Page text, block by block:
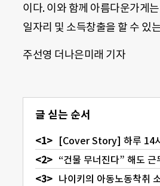
이다. 이와 함께 아름다운가게
일자리 및 소득창출을 할 수 있
주선영 더나은미래 기자
글 싣는 순서
[Cover Story] 하루 14
“건물 무너진다” 해도
나이키의 아동노동착취